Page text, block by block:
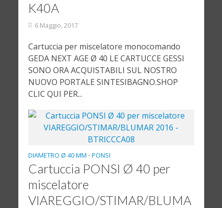
K40A
6 Maggio, 2017
Cartuccia per miscelatore monocomando
GEDA NEXT AGE Ø 40 LE CARTUCCE GESSI
SONO ORA ACQUISTABILI SUL NOSTRO
NUOVO PORTALE SINTESIBAGNO.SHOP
CLIC QUI PER...
DIAMETRO Ø 40 MM • PONSI
Cartuccia PONSI Ø 40 per
miscelatore
VIAREGGIO/STIMAR/BLUMA